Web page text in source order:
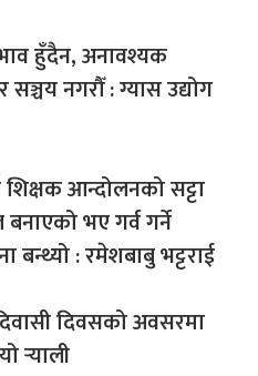
हुँदैन, अनावश्यक
सञ्चय नगरौँ : ग्यास उद्योग
शिक्षक आन्दोलनको सट्टा
भए गर्व गर्ने
बन्थ्यो : रमेशबाबु भट्टराई
दिवसको अवसरमा
र्‍याली